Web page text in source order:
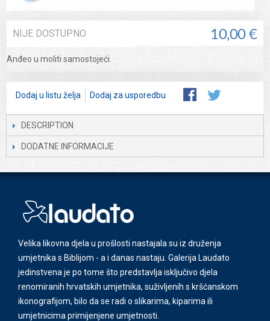
10,00 €
NIJE DOSTUPNO
Anđeo u moliti samostojeći.
Dodaj u listu želja Dodaj za usporedbu
DESCRIPTION
DODATNE INFORMACIJE
Velika likovna djela u prošlosti nastajala su iz druženja
umjetnika s Biblijom - a i danas nastaju. Galerija Laudato
jedinstvena je po tome što predstavlja isključivo djela
renomiranih hrvatskih umjetnika, suživljenih s kršćanskom
ikonografijom, bilo da se radi o slikarima, kiparima ili
umjetnicima primijenjene umjetnosti.